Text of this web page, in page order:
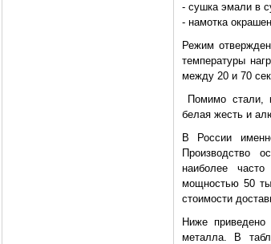
- сушка эмали в
- намотка
Режим
температуры
между 20 и 70
Помимо стали,
белая жесть и
В России
Производство
наиболее
мощностью 50
стоимости
Ниже приведено
металла. В